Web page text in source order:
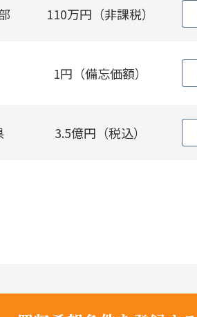
110万円（非課税）
1円（備忘価額）
3.5億円（税込）